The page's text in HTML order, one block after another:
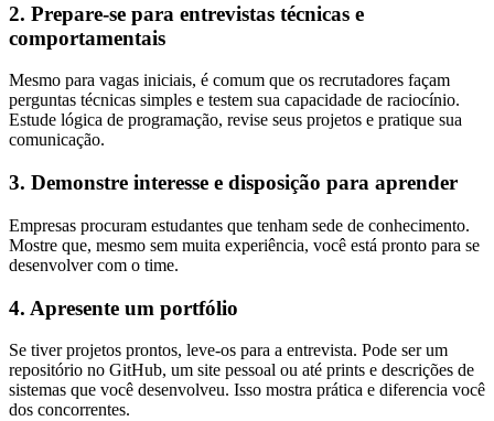
2. Prepare-se para entrevistas técnicas e
comportamentais
Mesmo para vagas iniciais, é comum que os recrutadores façam
perguntas técnicas simples e testem sua capacidade de raciocínio.
Estude lógica de programação, revise seus projetos e pratique sua
comunicação.
3. Demonstre interesse e disposição para aprender
Empresas procuram estudantes que tenham sede de conhecimento.
Mostre que, mesmo sem muita experiência, você está pronto para se
desenvolver com o time.
4. Apresente um portfólio
Se tiver projetos prontos, leve-os para a entrevista. Pode ser um
repositório no GitHub, um site pessoal ou até prints e descrições de
sistemas que você desenvolveu. Isso mostra prática e diferencia você
dos concorrentes.